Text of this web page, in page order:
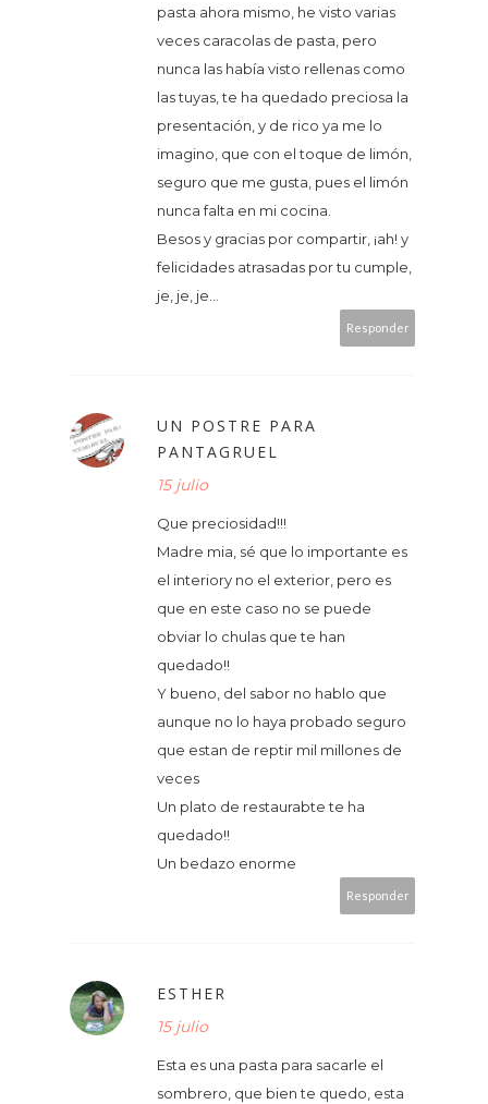
pasta ahora mismo, he visto varias
veces caracolas de pasta, pero
nunca las había visto rellenas como
las tuyas, te ha quedado preciosa la
presentación, y de rico ya me lo
imagino, que con el toque de limón,
seguro que me gusta, pues el limón
nunca falta en mi cocina.
Besos y gracias por compartir, ¡ah! y
felicidades atrasadas por tu cumple,
je, je, je...
Responder
UN POSTRE PARA
PANTAGRUEL
15 julio
Que preciosidad!!!
Madre mia, sé que lo importante es
el interiory no el exterior, pero es
que en este caso no se puede
obviar lo chulas que te han
quedado!!
Y bueno, del sabor no hablo que
aunque no lo haya probado seguro
que estan de reptir mil millones de
veces
Un plato de restaurabte te ha
quedado!!
Un bedazo enorme
Responder
ESTHER
15 julio
Esta es una pasta para sacarle el
sombrero, que bien te quedo, esta